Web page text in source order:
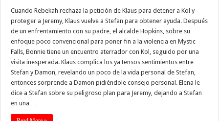
Cuando Rebekah rechaza la petición de Klaus para detener a Kol y
proteger a Jeremy, Klaus vuelve a Stefan para obtener ayuda. Después
de un enfrentamiento con su padre, el alcalde Hopkins, sobre su
enfoque poco convencional para poner fin a la violencia en Mystic
Falls, Bonnie tiene un encuentro aterrador con Kol, seguido por una
visita inesperada. Klaus complica los ya tensos sentimientos entre
Stefan y Damon, revelando un poco de la vida personal de Stefan,
entonces sorprende a Damon pidiéndole consejo personal. Elena le
dice a Stefan sobre su peligroso plan para Jeremy, dejando a Stefan
en una …